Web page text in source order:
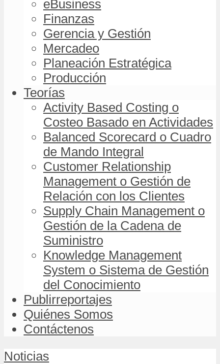
eBusiness
Finanzas
Gerencia y Gestión
Mercadeo
Planeación Estratégica
Producción
Teorías
Activity Based Costing o
Costeo Basado en Actividades
Balanced Scorecard o Cuadro
de Mando Integral
Customer Relationship
Management o Gestión de
Relación con los Clientes
Supply Chain Management o
Gestión de la Cadena de
Suministro
Knowledge Management
System o Sistema de Gestión
del Conocimiento
Publirreportajes
Quiénes Somos
Contáctenos
Noticias